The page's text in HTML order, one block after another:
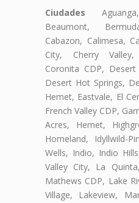
Ciudades
Beaumont,
Cabazon, Calimesa,
City, Cherry
Coronita CDP,
Desert Hot Springs,
Hemet, Eastvale, El
French Valley CDP,
Acres, Hemet,
Homeland, Idyllwild-
Wells, Indio, Indio
Valley City, La
Mathews CDP, Lake
Village, Lakeview,